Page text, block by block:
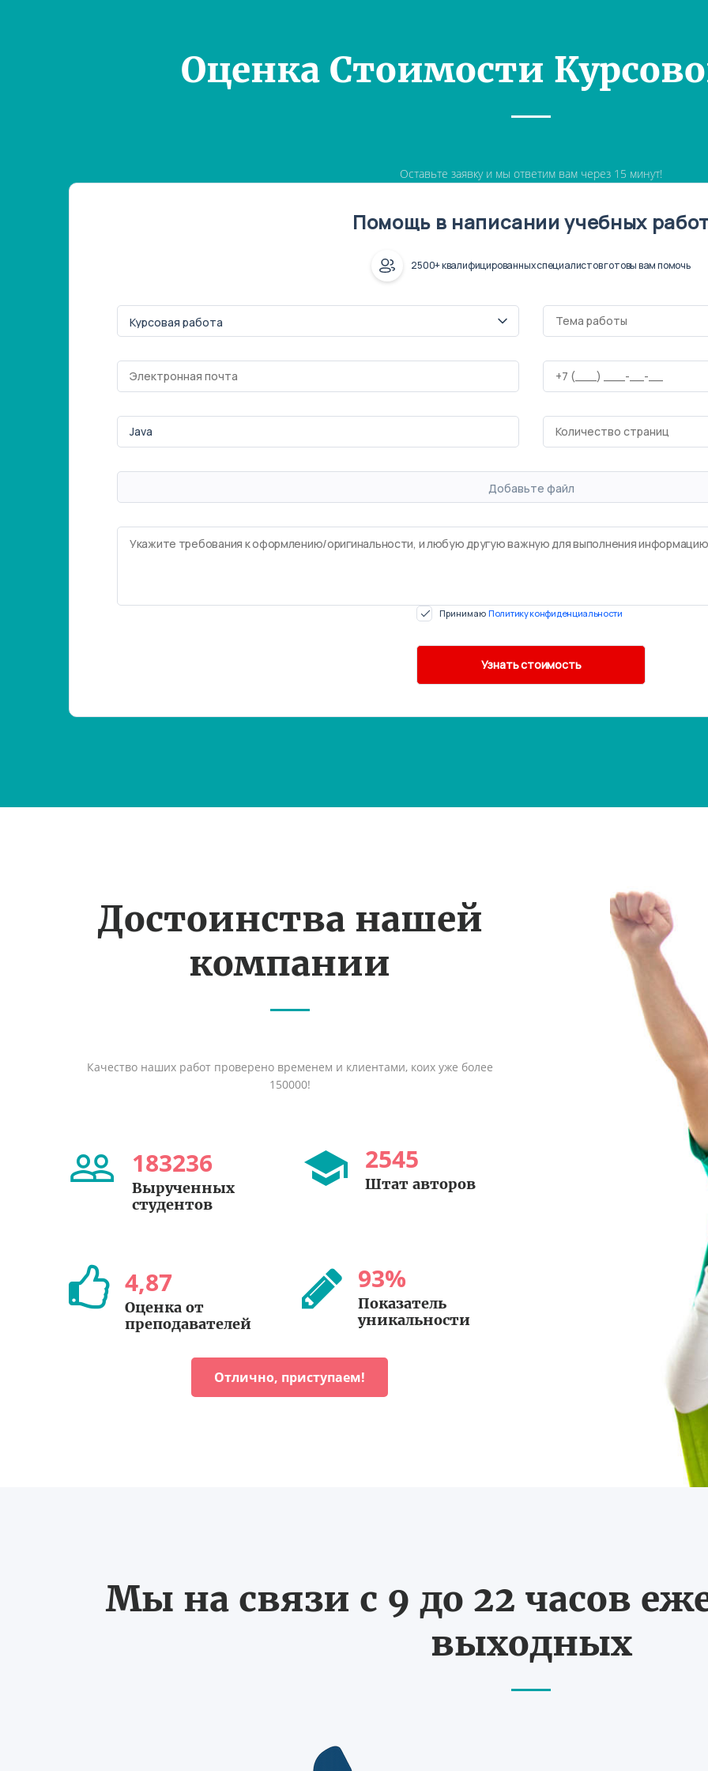
Оценка Стоимости
Оставьте заявку и мы ответим вам через 15 минут!
Помощь в написании учебных
2500+ квалифицированных специалистов готовы вам помочь
Добавьте файл
Принимаю Политику конфиденциальности
Достоинства нашей
компании
Качество наших работ проверено временем и клиентами, коих уже более
150000!
183236
Вырученных
студентов
2545
Штат авторов
4,87
Оценка от
преподавателей
93%
Показатель
уникальности
Отлично, приступаем!
Мы на связи с 9 до 22 часов
выходных